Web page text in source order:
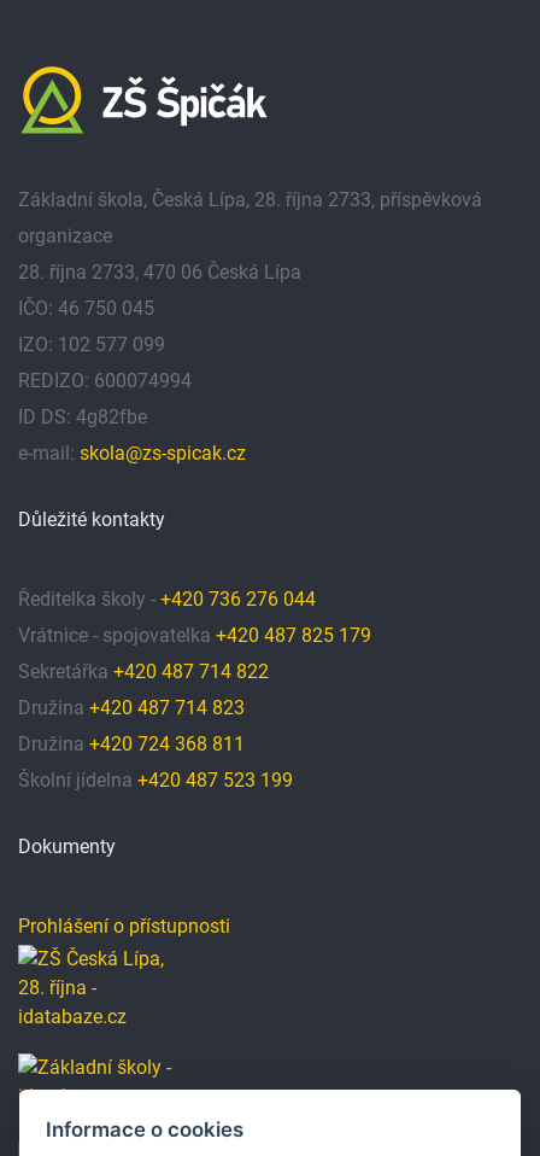
Základní škola, Česká Lípa, 28. října 2733, příspěvková
organizace
28. října 2733, 470 06 Česká Lípa
IČO: 46 750 045
IZO: 102 577 099
REDIZO: 600074994
ID DS: 4g82fbe
e-mail: skola@zs-spicak.cz
Důležité kontakty
Ředitelka školy - +420 736 276 044
Vrátnice - spojovatelka +420 487 825 179
Sekretářka +420 487 714 822
Družina +420 487 714 823
Družina +420 724 368 811
Školní jídelna +420 487 523 199
Dokumenty
Prohlášení o přístupnosti
Informace o cookies